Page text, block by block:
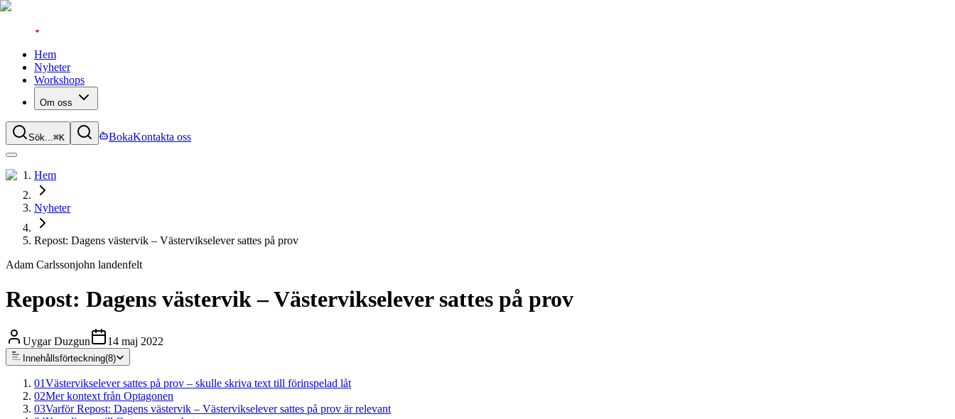
Hem
Nyheter
Workshops
Om oss
Sök...⌘K BokaKontakta oss
Hem
Nyheter
Repost: Dagens västervik – Västervikselever sattes på prov
Adam Carlssonjohn landenfelt
Repost: Dagens västervik – Västervikselever sattes på prov
Uygar Duzgun 14 maj 2022
Innehållsförteckning(8)
01Västervikselever sattes på prov – skulle skriva text till förinspelad låt
02Mer kontext från Optagonen
03Varför Repost: Dagens västervik – Västervikselever sattes på prov är relevant